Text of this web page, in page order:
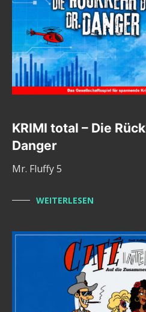
KRIMI total – Die
Danger
Mr. Fluffy 5
WEITERLESEN